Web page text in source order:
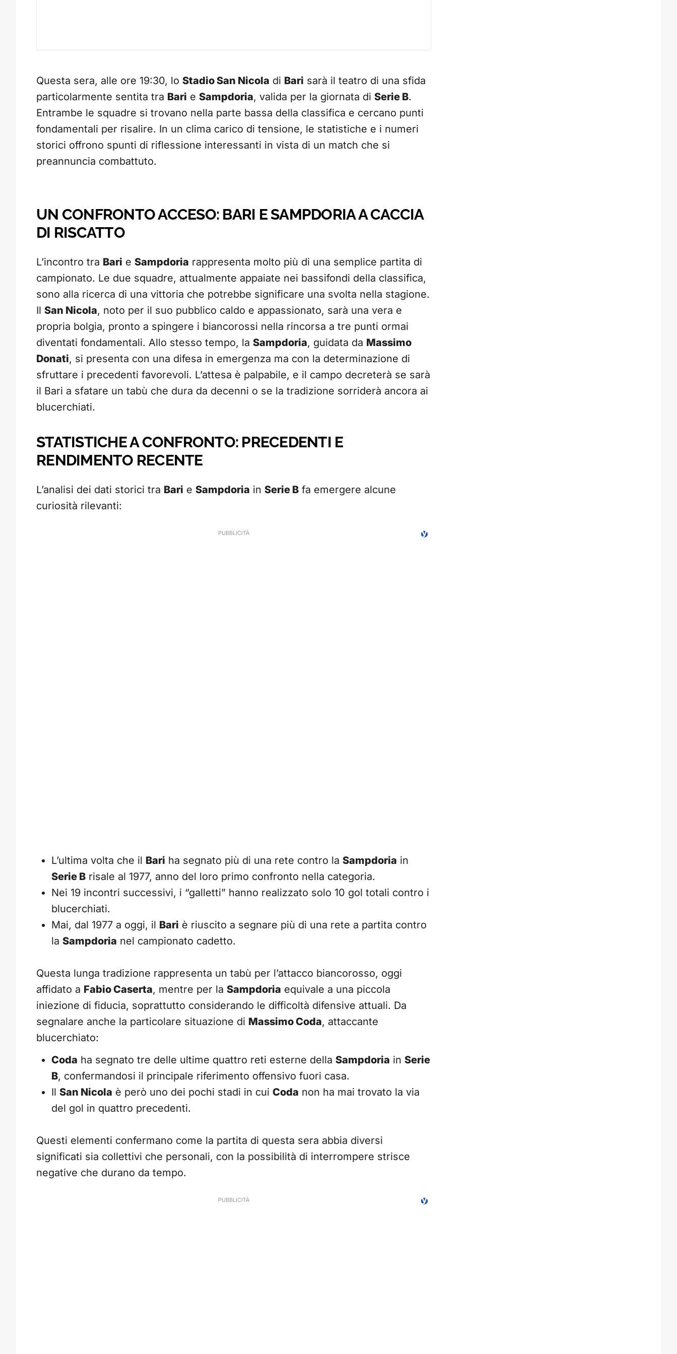
Questa sera, alle ore 19:30, lo Stadio San Nicola di Bari sarà il teatro di una sfida
particolarmente sentita tra Bari e Sampdoria, valida per la giornata di Serie B.
Entrambe le squadre si trovano nella parte bassa della classifica e cercano punti
fondamentali per risalire. In un clima carico di tensione, le statistiche e i numeri
storici offrono spunti di riflessione interessanti in vista di un match che si
preannuncia combattuto.
UN CONFRONTO ACCESO: BARI E SAMPDORIA A CACCIA
DI RISCATTO
L’incontro tra Bari e Sampdoria rappresenta molto più di una semplice partita di
campionato. Le due squadre, attualmente appaiate nei bassifondi della classifica,
sono alla ricerca di una vittoria che potrebbe significare una svolta nella stagione.
Il San Nicola, noto per il suo pubblico caldo e appassionato, sarà una vera e
propria bolgia, pronto a spingere i biancorossi nella rincorsa a tre punti ormai
diventati fondamentali. Allo stesso tempo, la Sampdoria, guidata da Massimo
Donati, si presenta con una difesa in emergenza ma con la determinazione di
sfruttare i precedenti favorevoli. L’attesa è palpabile, e il campo decreterà se sarà
il Bari a sfatare un tabù che dura da decenni o se la tradizione sorriderà ancora ai
blucerchiati.
STATISTICHE A CONFRONTO: PRECEDENTI E
RENDIMENTO RECENTE
L’analisi dei dati storici tra Bari e Sampdoria in Serie B fa emergere alcune
curiosità rilevanti:
L’ultima volta che il Bari ha segnato più di una rete contro la Sampdoria in
Serie B risale al 1977, anno del loro primo confronto nella categoria.
Nei 19 incontri successivi, i “galletti” hanno realizzato solo 10 gol totali contro i
blucerchiati.
Mai, dal 1977 a oggi, il Bari è riuscito a segnare più di una rete a partita contro
la Sampdoria nel campionato cadetto.
Questa lunga tradizione rappresenta un tabù per l’attacco biancorosso, oggi
affidato a Fabio Caserta, mentre per la Sampdoria equivale a una piccola
iniezione di fiducia, soprattutto considerando le difficoltà difensive attuali. Da
segnalare anche la particolare situazione di Massimo Coda, attaccante
blucerchiato:
Coda ha segnato tre delle ultime quattro reti esterne della Sampdoria in Serie
B, confermandosi il principale riferimento offensivo fuori casa.
Il San Nicola è però uno dei pochi stadi in cui Coda non ha mai trovato la via
del gol in quattro precedenti.
Questi elementi confermano come la partita di questa sera abbia diversi
significati sia collettivi che personali, con la possibilità di interrompere strisce
negative che durano da tempo.